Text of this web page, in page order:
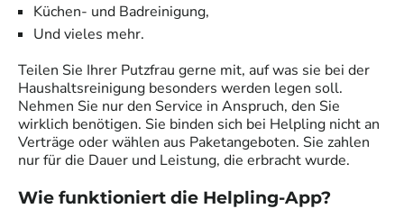
Küchen- und Badreinigung,
Und vieles mehr.
Teilen Sie Ihrer Putzfrau gerne mit, auf was sie bei der
Haushaltsreinigung besonders werden legen soll.
Nehmen Sie nur den Service in Anspruch, den Sie
wirklich benötigen. Sie binden sich bei Helpling nicht an
Verträge oder wählen aus Paketangeboten. Sie zahlen
nur für die Dauer und Leistung, die erbracht wurde.
Wie funktioniert die Helpling-App?